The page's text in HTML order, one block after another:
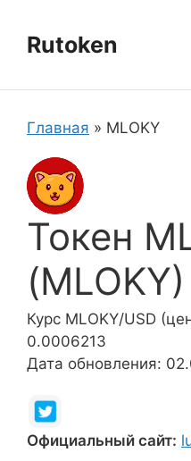
содержимому
Rutoken
Главная » MLOKY
Токен
(MLOKY)
Курс MLOKY/USD
0.0006213
Дата обновления:
Официальный сайт: